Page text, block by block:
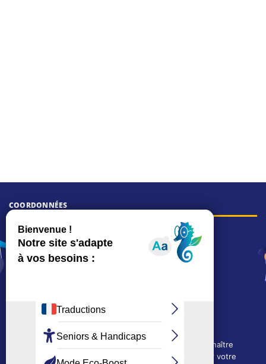
COORDONNÉES
Hôtel de ville
15, rue Charles-Duflos
01 41 19 83 00
01 71 11 45 45
Mairie de quartier Les Bruyères
2, allée Marc-Birkigt
Nous utilisons des cookies techniques pour connaître
l'évolution de l'audience du site et pour améliorer votre